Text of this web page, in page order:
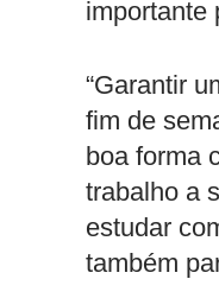
importante
“Garantir
fim de
boa forma
trabalho a
estudar
também